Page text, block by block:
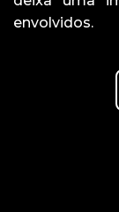
envolvidos.